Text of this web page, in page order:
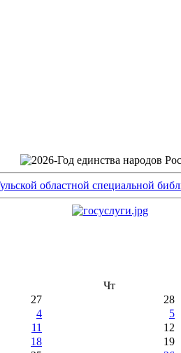
Чт
27 28
4 5
11 12
18 19